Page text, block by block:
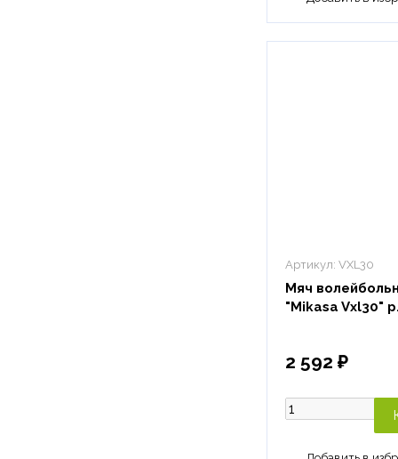
Артикул: VXL30
Мяч
"Mikasa Vxl30"
2 592 ₽